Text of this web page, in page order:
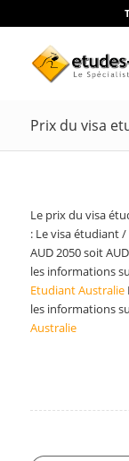
Prix du visa
Le prix du visa
: Le visa étudiant
AUD 2050 soit
les informations
Etudiant Australie
les informations
Australie